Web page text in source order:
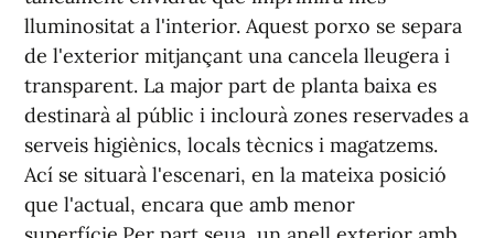
lluminositat a l'interior. Aquest porxo se separa
de l'exterior mitjançant una cancela lleugera i
transparent. La major part de planta baixa es
destinarà al públic i inclourà zones reservades a
serveis higiènics, locals tècnics i magatzems.
Ací se situarà l'escenari, en la mateixa posició
que l'actual, encara que amb menor